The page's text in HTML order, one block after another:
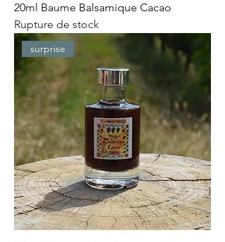
20ml Baume Balsamique Cacao
Rupture de stock
surprise